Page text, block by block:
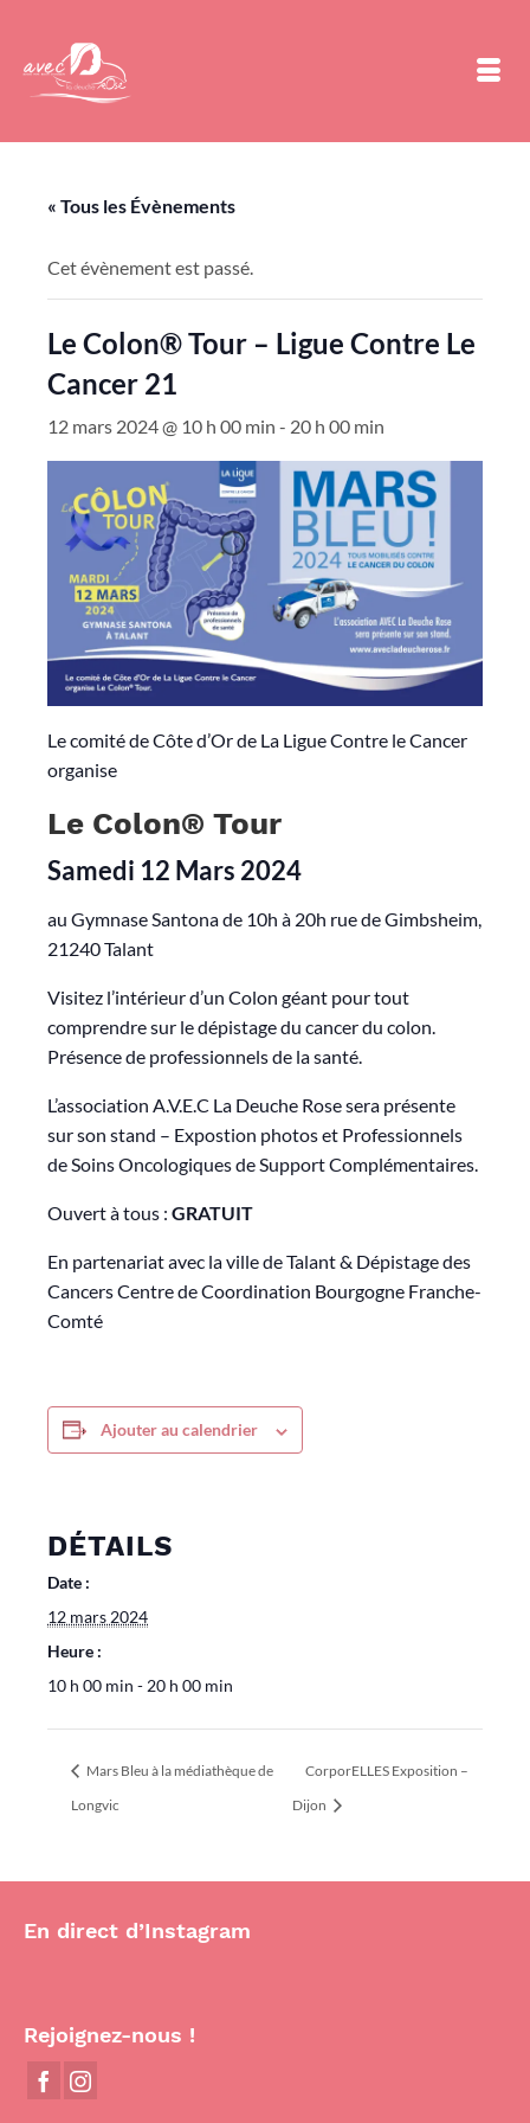
« Tous les Évènements
Cet évènement est passé.
Le Colon® Tour – Ligue Contre Le
Cancer 21
12 mars 2024 @ 10 h 00 min - 20 h 00 min
Le comité de Côte d’Or de La Ligue Contre le Cancer
organise
Le Colon® Tour
Samedi 12 Mars 2024
au Gymnase Santona de 10h à 20h rue de Gimbsheim,
21240 Talant
Visitez l’intérieur d’un Colon géant pour tout
comprendre sur le dépistage du cancer du colon.
Présence de professionnels de la santé.
L’association A.V.E.C La Deuche Rose sera présente
sur son stand – Expostion photos et Professionnels
de Soins Oncologiques de Support Complémentaires.
Ouvert à tous : GRATUIT
En partenariat avec la ville de Talant & Dépistage des
Cancers Centre de Coordination Bourgogne Franche-
Comté
Ajouter au calendrier
DÉTAILS
Date :
12 mars 2024
Heure :
10 h 00 min - 20 h 00 min
Mars Bleu à la médiathèque de
Longvic
CorporELLES Exposition –
Dijon
En direct d’Instagram
Rejoignez-nous !